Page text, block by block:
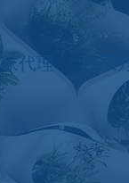
家代理 联系